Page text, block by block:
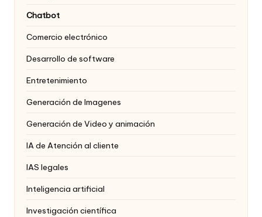
Chatbot
Comercio electrónico
Desarrollo de software
Entretenimiento
Generación de Imagenes
Generación de Video y animación
IA de Atención al cliente
IAS legales
Inteligencia artificial
Investigación científica